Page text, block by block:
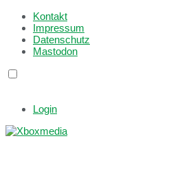
Kontakt
Impressum
Datenschutz
Mastodon
Login